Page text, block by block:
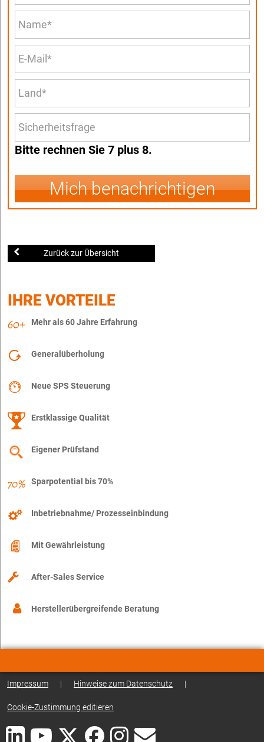
Bitte rechnen Sie 7 plus 8.
Mich benachrichtigen
Zurück zur Übersicht
IHRE VORTEILE
Mehr als 60 Jahre Erfahrung
Generalüberholung
Neue SPS Steuerung
Erstklassige Qualität
Eigener Prüfstand
Sparpotential bis 70%
Inbetriebnahme/ Prozesseinbindung
Mit Gewährleistung
After-Sales Service
Herstellerübergreifende Beratung
Impressum | Hinweise zum Datenschutz |
Cookie-Zustimmung editieren